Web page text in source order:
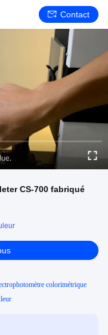
Contact
CS-700 fabriqué
colorimétrique